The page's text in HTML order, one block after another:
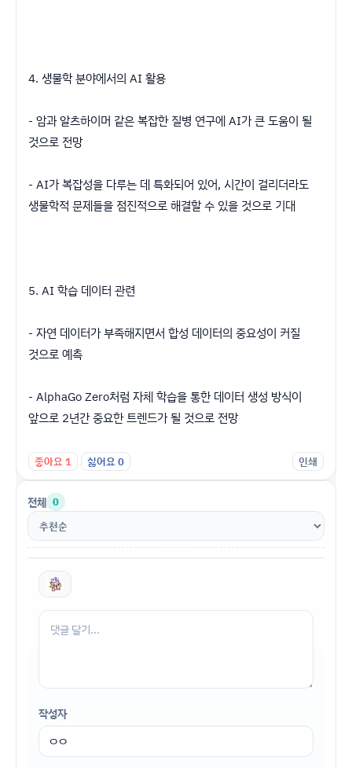
4. 생물학 분야에서의 AI 활용
- 암과 알츠하이머 같은 복잡한 질병 연구에 AI가 큰 도움이 될
것으로 전망
- AI가 복잡성을 다루는 데 특화되어 있어, 시간이 걸리더라도
생물학적 문제들을 점진적으로 해결할 수 있을 것으로 기대
5. AI 학습 데이터 관련
- 자연 데이터가 부족해지면서 합성 데이터의 중요성이 커질
것으로 예측
- AlphaGo Zero처럼 자체 학습을 통한 데이터 생성 방식이
앞으로 2년간 중요한 트렌드가 될 것으로 전망
좋아요1 싫어요0 인쇄
전체 0
작성자